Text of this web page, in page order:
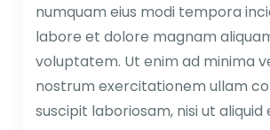
numquam eius modi tempora
labore et dolore magnam
voluptatem. Ut enim ad minima
nostrum exercitationem ullam
suscipit laboriosam, nisi ut aliquid